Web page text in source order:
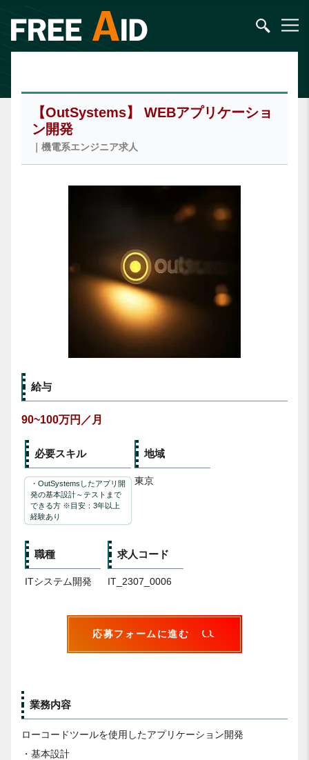
【OutSystems】 WEBアプリケーショ
ン開発
｜機電系エンジニア求人
給与
90~100万円／月
必要スキル
・OutSystemsしたアプリ開
発の基本設計～テストまで
できる方 ※目安：3年以上
経験あり
地域
東京
職種
ITシステム開発
求人コード
IT_2307_0006
応募フォームに進む
業務内容
ローコードツールを使用したアプリケーション開発
・基本設計